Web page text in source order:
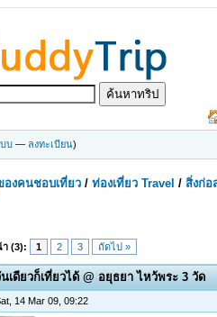
บ — ลงทะเบียน)
องคนชอบเที่ยว /ท่องเที่ยว Travel /สิ่งก่อ
(3): 1 2 3 ถัดไป »
เดียวก็เที่ยวได้ @ อยุธยา ไหว้พระ 3 วัด
14 Mar 09, 09:22